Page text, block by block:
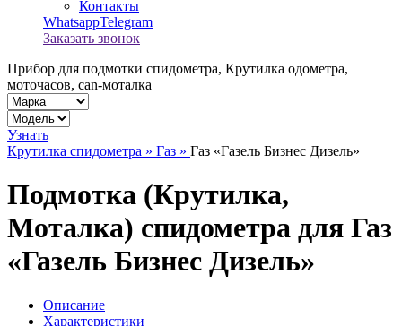
Контакты
WhatsappTelegram
Заказать звонок
Прибор для подмотки спидометра, Крутилка одометра,
моточасов, can-моталка
Узнать
Крутилка спидометра » Газ » Газ «Газель Бизнес Дизель»
Подмотка (Крутилка,
Моталка) спидометра для Газ
«Газель Бизнес Дизель»
Описание
Характеристики